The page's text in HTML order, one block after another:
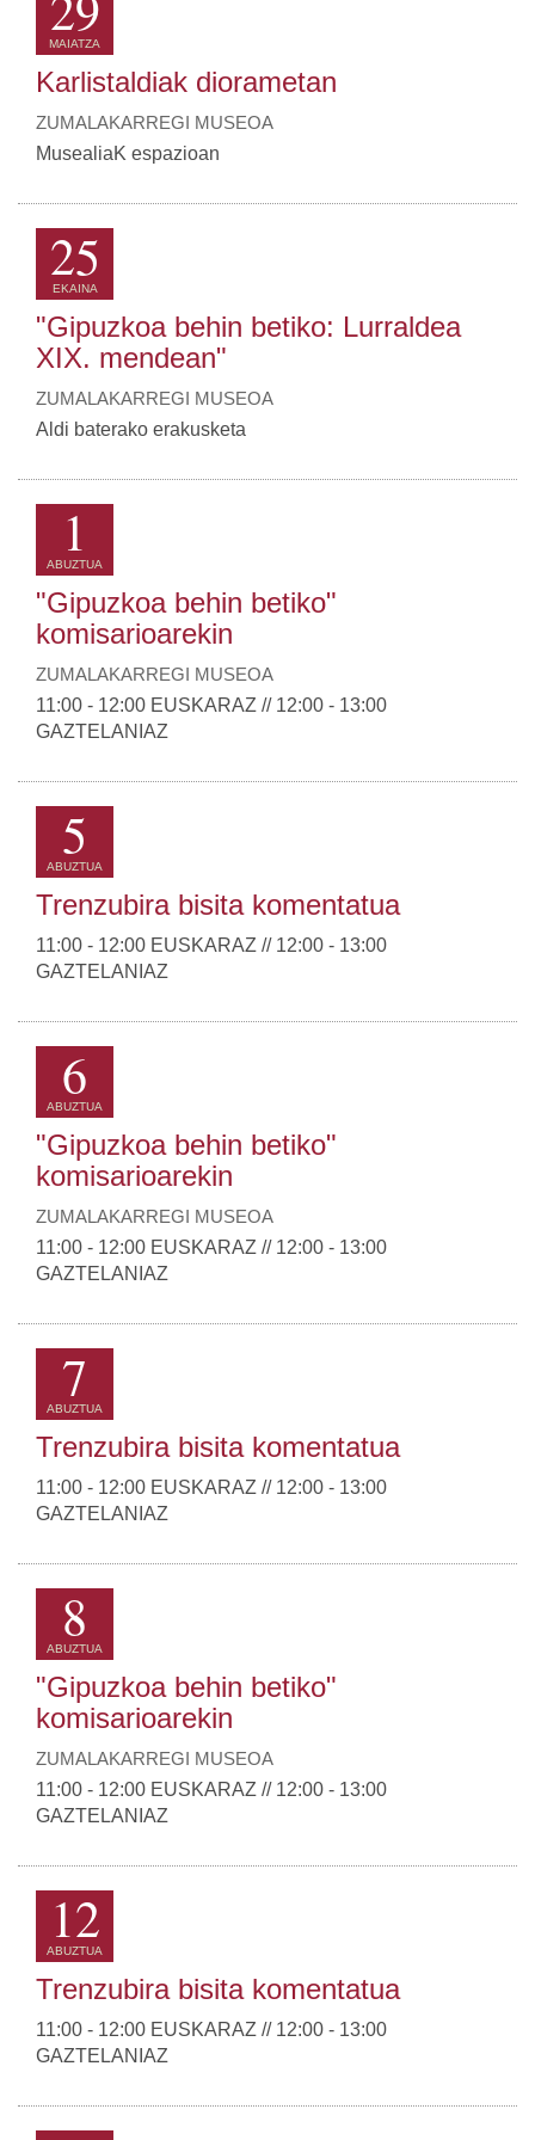
MAIATZA
Karlistaldiak diorametan
ZUMALAKARREGI MUSEOA
MusealiaK espazioan
25
EKAINA
"Gipuzkoa behin betiko: Lurraldea
XIX. mendean"
ZUMALAKARREGI MUSEOA
Aldi baterako erakusketa
1
ABUZTUA
"Gipuzkoa behin betiko"
komisarioarekin
ZUMALAKARREGI MUSEOA
11:00 - 12:00 EUSKARAZ // 12:00 - 13:00
GAZTELANIAZ
5
ABUZTUA
Trenzubira bisita komentatua
11:00 - 12:00 EUSKARAZ // 12:00 - 13:00
GAZTELANIAZ
6
ABUZTUA
"Gipuzkoa behin betiko"
komisarioarekin
ZUMALAKARREGI MUSEOA
11:00 - 12:00 EUSKARAZ // 12:00 - 13:00
GAZTELANIAZ
7
ABUZTUA
Trenzubira bisita komentatua
11:00 - 12:00 EUSKARAZ // 12:00 - 13:00
GAZTELANIAZ
8
ABUZTUA
"Gipuzkoa behin betiko"
komisarioarekin
ZUMALAKARREGI MUSEOA
11:00 - 12:00 EUSKARAZ // 12:00 - 13:00
GAZTELANIAZ
12
ABUZTUA
Trenzubira bisita komentatua
11:00 - 12:00 EUSKARAZ // 12:00 - 13:00
GAZTELANIAZ